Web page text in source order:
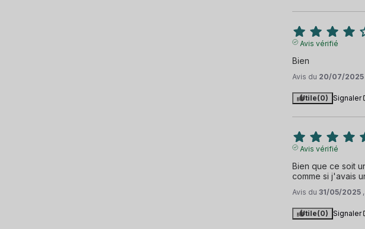
Avis vérifié
Bien
Avis du 20/07/2025
Utile(0) Signaler
Avis vérifié
Bien que ce soit
comme si j'avais
Avis du31/05/2025
Utile(0) Signaler